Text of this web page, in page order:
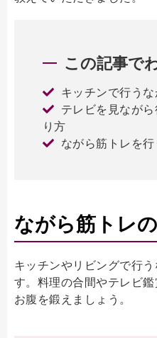
この記事で
キッチンで行う
テレビを見なが
り方
ながら筋トレを
ながら筋トレ
キッチンやリビングで行
す。料理の合間やテレビ
お腹を鍛えましょう。